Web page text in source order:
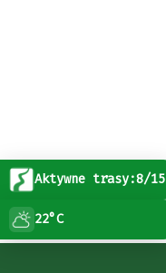
Aktywne trasy:8/15
22°C